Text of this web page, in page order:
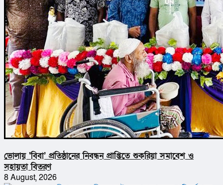
ভোলায় ‘বিবা’ প্রতিষ্ঠানের নিবন্ধন প্রাপ্তিতে শুকরিয়া সমাবেশ ও
সহায়তা বিতরণ
8 August, 2026